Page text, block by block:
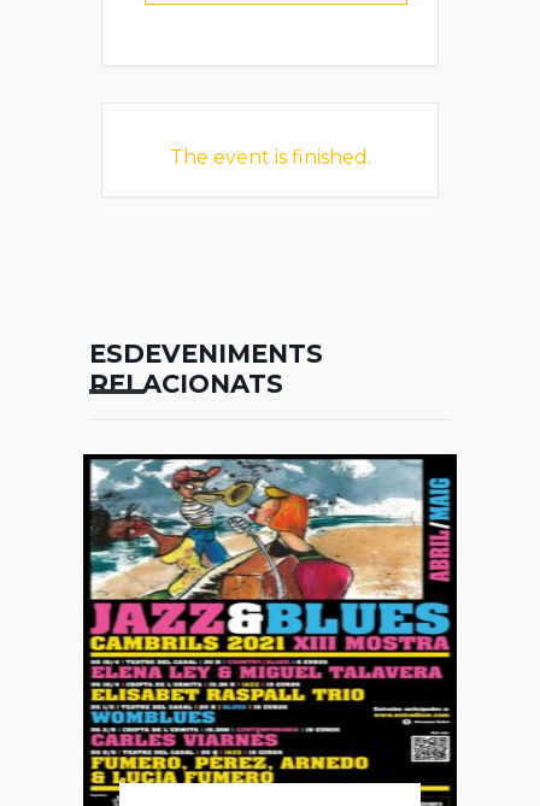
The event is finished.
ESDEVENIMENTS
RELACIONATS